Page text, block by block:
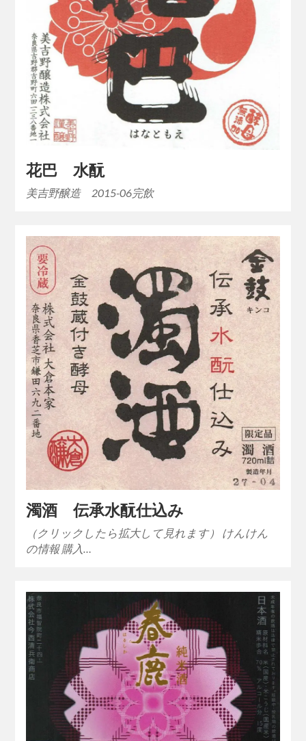
花巴 水酛
美吉野醸造 2015-06完飲
濁酒 伝承水酛仕込み
（クリックしたら拡大して見れます） けんけん
の情報 購入…